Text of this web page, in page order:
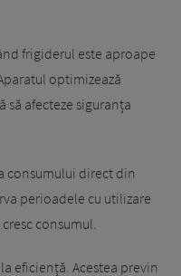
frigiderul este aproape
optimizează
să afecteze siguranța
consumului direct din
perioadele cu utilizare
consumul.
eficiență. Acestea previn